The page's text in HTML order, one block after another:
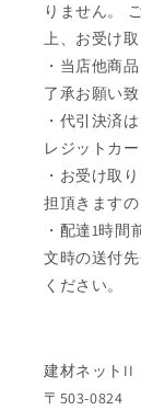
りません。
上、お受け取
・当店他商
了承お願い致
・代引決済
レジットカ
・お受け取
担頂きますの
・配達1時
文時の送付
ください。
建材ネットII
〒503-0824